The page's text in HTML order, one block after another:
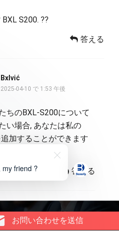
S200. ??
答える
Bxlvić
2025-04-10 で 1:53 午後
ちのBXL-S200について
い場合, あなたは私の
加することができます
答える
サリーテクノロジー.
お問い合わせを送信
my friend ?